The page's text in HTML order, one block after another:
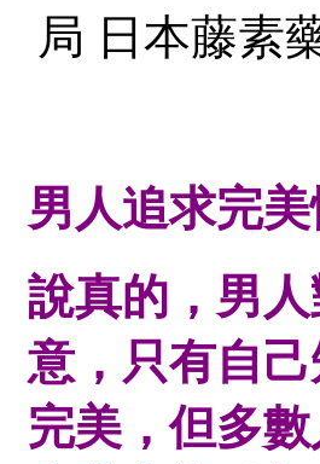
局 日本藤素
男人追求完
說真的，男
意，只有自
完美，但多